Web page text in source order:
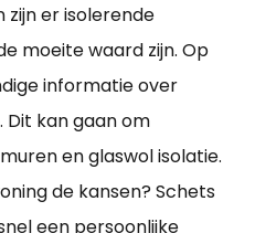
zijn er isolerende
moeite waard zijn. Op
informatie over
Dit kan gaan om
en glaswol isolatie.
de kansen? Schets
een persoonlijke